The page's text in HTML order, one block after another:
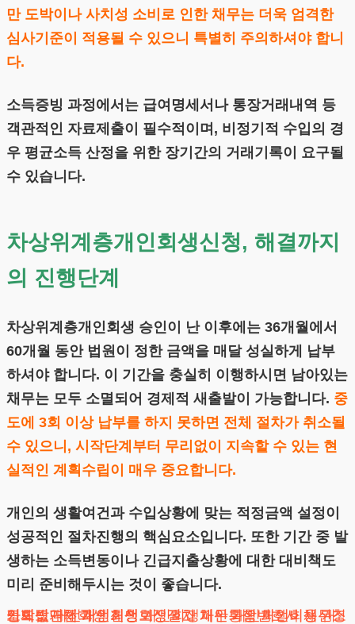
만 도박이나 사치성 소비로 인한 채무는 더욱 엄격한
심사기준이 적용될 수 있으니 특별히 주의하셔야 합니
다.
소득증빙 과정에서는 급여명세서나 통장거래내역 등
객관적인 자료제출이 필수적이며, 비정기적 수입의 경
우 평균소득 산정을 위한 장기간의 거래기록이 요구될
수 있습니다.
차상위계층개인회생신청, 해결까지
의 진행단계
차상위계층개인회생 승인이 난 이후에는 36개월에서
60개월 동안 법원이 정한 금액을 매달 성실하게 납부
하셔야 합니다. 이 기간을 충실히 이행하시면 남아있는
채무는 모두 소멸되어 경제적 새출발이 가능합니다. 중
도에 3회 이상 납부를 하지 못하면 전체 절차가 취소될
수 있으니, 시작단계부터 무리없이 지속할 수 있는 현
실적인 계획수립이 매우 중요합니다.
개인의 생활여건과 수입상황에 맞는 적정금액 설정이
성공적인 절차진행의 핵심요소입니다. 또한 기간 중 발
생하는 소득변동이나 긴급지출상황에 대한 대비책도
미리 준비해두시는 것이 좋습니다.
도박빚개인회생 개인회생절차 개인회생변호사
채무조정제도 대전개인회생 개인회생파산 개인회생비용
개인회생단점 개인회생보정권고 채무통합 개인회생신청
카드값연체 회생신청